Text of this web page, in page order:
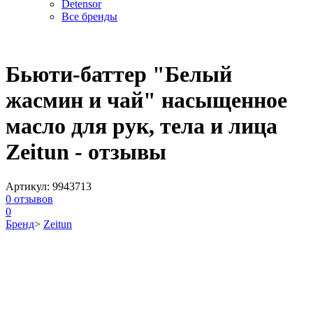
Detensor
Все бренды
Бьюти-баттер "Белый
жасмин и чай" насыщенное
масло для рук, тела и лица
Zeitun - отзывы
Артикул: 9943713
0 отзывов
0
Бренд> Zeitun